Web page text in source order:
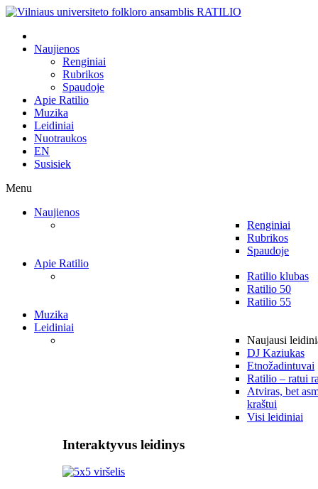
Naujienos
Renginiai
Rubrikos
Spaudoje
Apie Ratilio
Muzika
Leidiniai
Nuotraukos
EN
Susisiek
Menu
Naujienos
Renginiai
Rubrikos
Spaudoje
Apie Ratilio
Ratilio klubas
Ratilio 50
Ratilio 55
Muzika
Leidiniai
Naujausi
DJ Kaziukas
Etnožadintuvai
Ratilio – ratui
Atviras, bet
kraštui
Visi leidiniai
Interaktyvus leidinys